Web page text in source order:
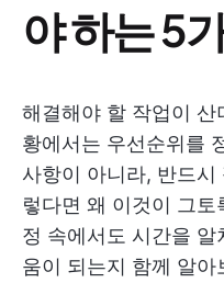
야 하는 5
해결해야 할 작업이
황에서는 우선순위를
사항이 아니라, 반드
렇다면 왜 이것이 그
정 속에서도 시간을
움이 되는지 함께 알아